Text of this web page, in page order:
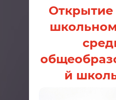
Открытие
й